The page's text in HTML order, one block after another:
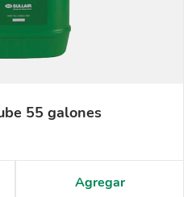
55 galones
Agregar